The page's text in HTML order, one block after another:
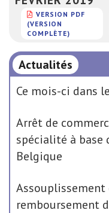
VERSION PDF
(VERSION
COMPLÈTE)
Actualités
Ce mois-ci dans
Arrêt de
spécialité à base
Belgique
remboursement